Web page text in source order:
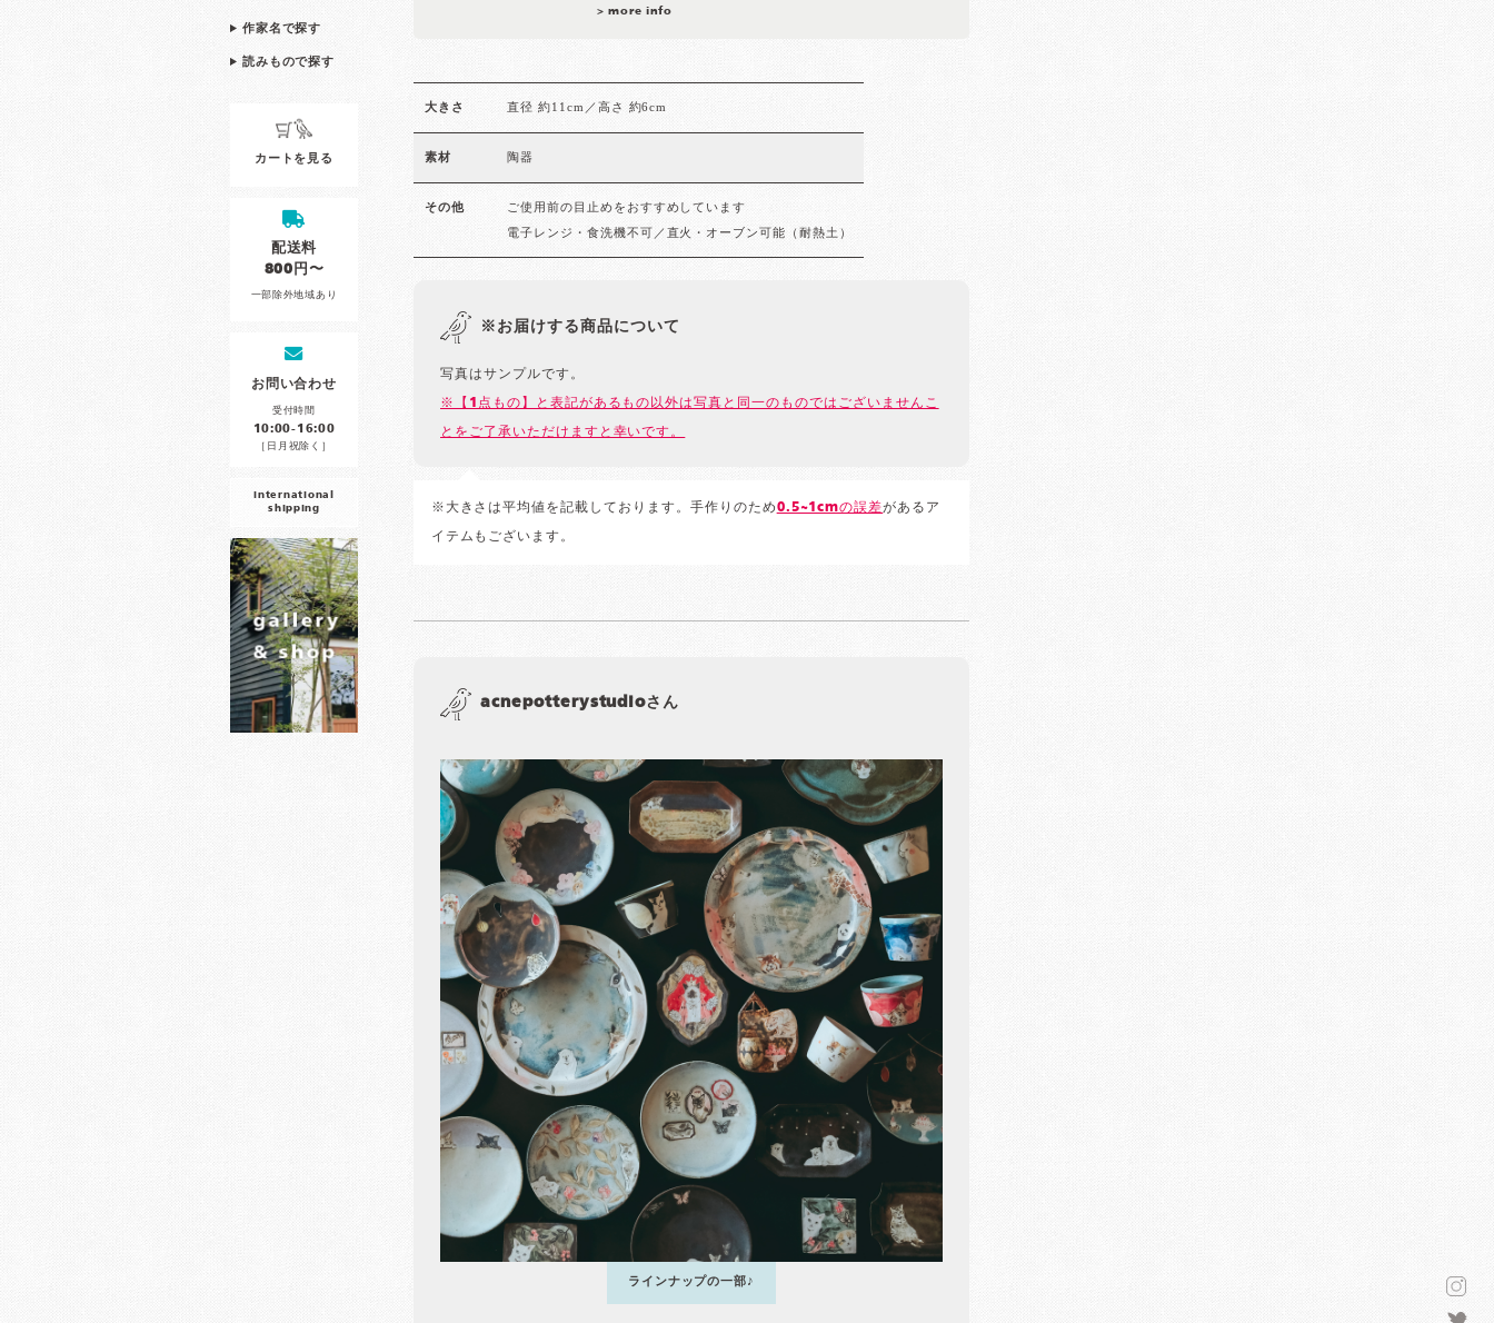
作家名で探す
読みもので探す
カートを見る
配送料
800円〜
一部除外地域あり
お問い合わせ
受付時間
10:00-16:00
［日月祝除く］
international
shipping
> more info
大きさ 直径 約11cm／高さ 約6cm
素材 陶器
その他
ご使用前の目止めをおすすめしています
電子レンジ・食洗機不可／直火・オーブン可能（耐熱土）
※お届けする商品について
写真はサンプルです。
※【1点もの】と表記があるもの以外は写真と同一のものではございませんこ
とをご了承いただけますと幸いです。
※大きさは平均値を記載しております。手作りのため0.5~1cmの誤差があるア
イテムもございます。
acnepotterystudioさん
ラインナップの一部♪